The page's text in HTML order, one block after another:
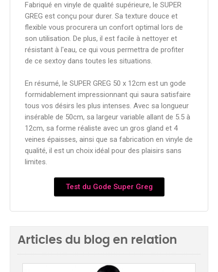
Fabriqué en vinyle de qualité supérieure, le SUPER
GREG est conçu pour durer. Sa texture douce et
flexible vous procurera un confort optimal lors de
son utilisation. De plus, il est facile à nettoyer et
résistant à l'eau, ce qui vous permettra de profiter
de ce sextoy dans toutes les situations.
En résumé, le SUPER GREG 50 x 12cm est un gode
formidablement impressionnant qui saura satisfaire
tous vos désirs les plus intenses. Avec sa longueur
insérable de 50cm, sa largeur variable allant de 5.5 à
12cm, sa forme réaliste avec un gros gland et 4
veines épaisses, ainsi que sa fabrication en vinyle de
qualité, il est un choix idéal pour des plaisirs sans
limites.
Test du Gode Super Greg
Articles du blog en relation